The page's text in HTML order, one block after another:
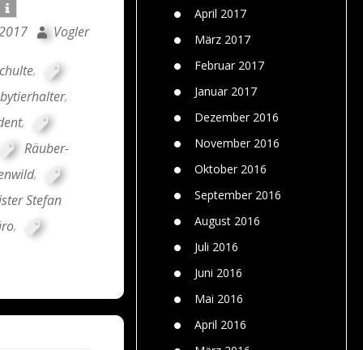
April 2017
März 2017
Februar 2017
Januar 2017
Dezember 2016
November 2016
Oktober 2016
September 2016
August 2016
Juli 2016
Juni 2016
Mai 2016
April 2016
Vogler
,
,
,
Räuber-
,
Stefan
,